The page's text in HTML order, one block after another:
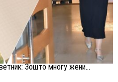
Зошто многу жени...